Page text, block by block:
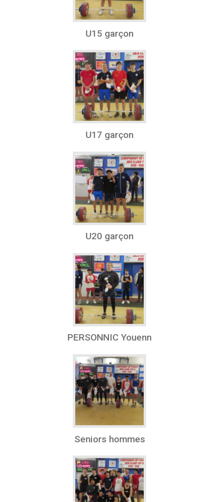
U15 garçon
U17 garçon
U20 garçon
PERSONNIC Youenn
Seniors hommes